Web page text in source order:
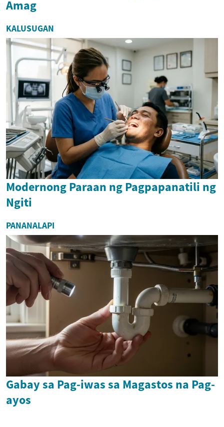
Amag
KALUSUGAN
Modernong Paraan ng Pagpapanatili ng
Ngiti
PANANALAPI
Gabay sa Pag-iwas sa Magastos na Pag-
ayos